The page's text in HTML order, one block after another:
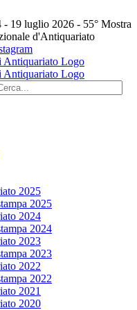
- 19 luglio 2026 - 55° Mostra
d'Antiquariato
2025
2025
2024
2024
2023
2023
2022
2022
2021
2020